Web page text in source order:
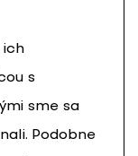
ich
s
sme sa
Podobne